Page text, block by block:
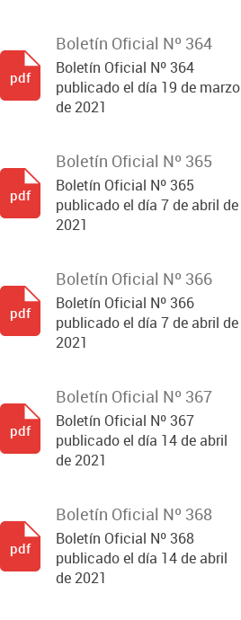
Boletín Oficial Nº 364
Boletín Oficial Nº 364
publicado el día 19 de marzo
de 2021
pdf
Boletín Oficial Nº 365
Boletín Oficial Nº 365
publicado el día 7 de abril de
2021
pdf
Boletín Oficial Nº 366
Boletín Oficial Nº 366
publicado el día 7 de abril de
2021
pdf
Boletín Oficial Nº 367
Boletín Oficial Nº 367
publicado el día 14 de abril
de 2021
pdf
Boletín Oficial Nº 368
Boletín Oficial Nº 368
publicado el día 14 de abril
de 2021
pdf